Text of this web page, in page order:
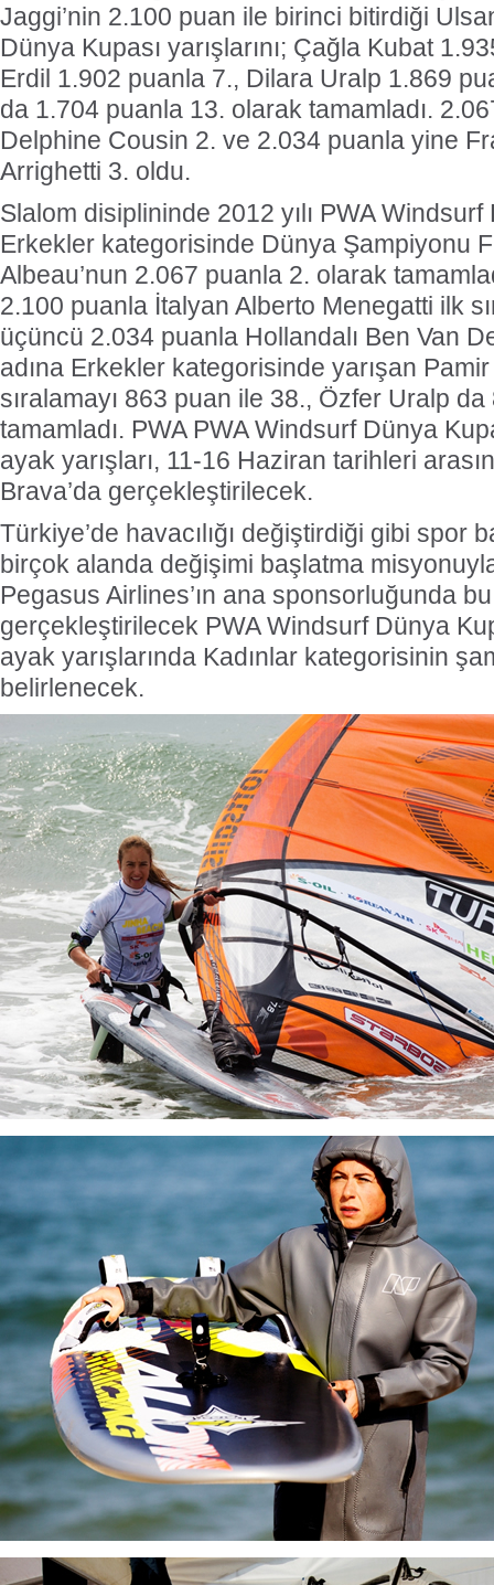
Jaggi’nin 2.100 puan ile birinci bitirdiği
Dünya Kupası yarışlarını; Çağla Kubat
Erdil 1.902 puanla 7., Dilara Uralp 1.869
da 1.704 puanla 13. olarak tamamladı.
Delphine Cousin 2. ve 2.034 puanla yine
Arrighetti 3. oldu.
Slalom disiplininde 2012 yılı PWA Windsurf
Erkekler kategorisinde Dünya Şampiyonu
Albeau’nun 2.067 puanla 2. olarak
2.100 puanla İtalyan Alberto Menegatti ilk
üçüncü 2.034 puanla Hollandalı Ben Van
adına Erkekler kategorisinde yarışan
sıralamayı 863 puan ile 38., Özfer Uralp
tamamladı. PWA PWA Windsurf Dünya
ayak yarışları, 11-16 Haziran tarihleri
Brava’da gerçekleştirilecek.
Türkiye’de havacılığı değiştirdiği gibi spor
birçok alanda değişimi başlatma
Pegasus Airlines’ın ana sponsorluğunda bu
gerçekleştirilecek PWA Windsurf Dünya
ayak yarışlarında Kadınlar kategorisinin
belirlenecek.